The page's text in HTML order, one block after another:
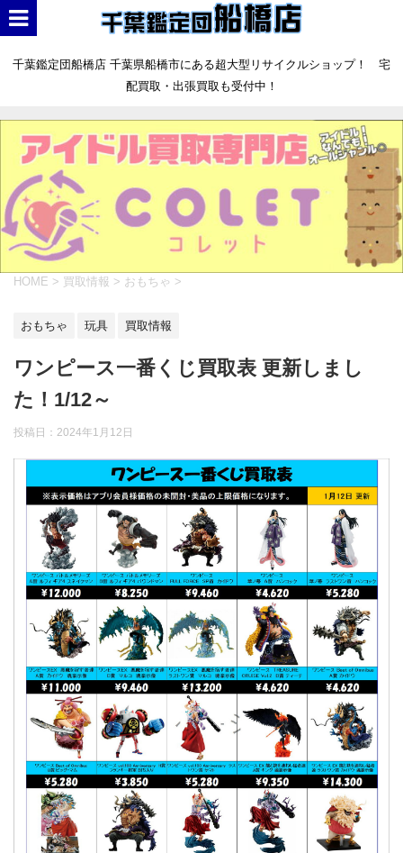
千葉鑑定団船橋店 千葉県船橋市にある超大型リサイクルショップ！ 宅
配買取・出張買取も受付中！
HOME > 買取情報 > おもちゃ >
おもちゃ 玩具 買取情報
ワンピース一番くじ買取表 更新しまし
た！1/12～
投稿日： 2024年1月12日